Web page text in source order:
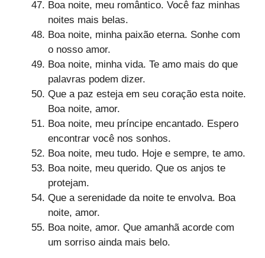
Boa noite, meu romântico. Você faz minhas
noites mais belas.
Boa noite, minha paixão eterna. Sonhe com
o nosso amor.
Boa noite, minha vida. Te amo mais do que
palavras podem dizer.
Que a paz esteja em seu coração esta noite.
Boa noite, amor.
Boa noite, meu príncipe encantado. Espero
encontrar você nos sonhos.
Boa noite, meu tudo. Hoje e sempre, te amo.
Boa noite, meu querido. Que os anjos te
protejam.
Que a serenidade da noite te envolva. Boa
noite, amor.
Boa noite, amor. Que amanhã acorde com
um sorriso ainda mais belo.